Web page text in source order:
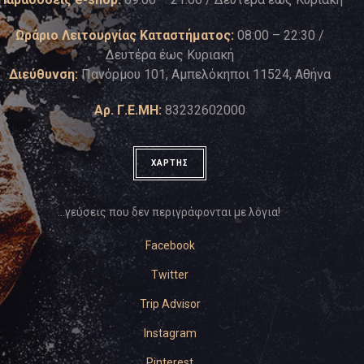
Ωράριο Λειτουργίας Καταστήματος: 08:00 – 22:30 /
Δευτέρα έως Κυριακή
Διεύθυνση: Πανόρμου 101, Αμπελόκηποι 11524, Αθήνα
Αρ. Γ.Ε.ΜΗ: 83232602000
ΧΑΡΤΗΣ
…γεύσεις που δεν περιγράφονται με λόγια!
Facebook
Twitter
Trip Advisor
Instagram